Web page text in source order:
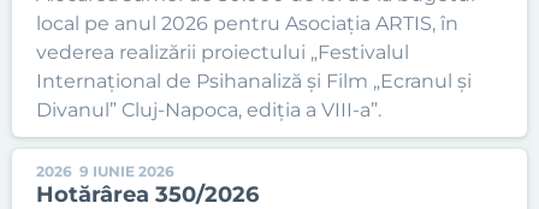
local pe anul 2026 pentru Asociația ARTIS, în
vederea realizării proiectului „Festivalul
Internațional de Psihanaliză și Film „Ecranul și
Divanul” Cluj-Napoca, ediția a VIII-a”.
2026 9 IUNIE 2026
Hotărârea 350/2026